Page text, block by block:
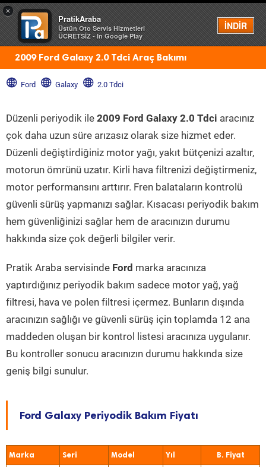
×
PratikAraba
Üstün Oto Servis Hizmetleri
ÜCRETSİZ - In Google Play
İNDİR
Menü
2009 Ford Galaxy 2.0 Tdci Araç Bakımı
Ford Galaxy 2.0 Tdci
Düzenli periyodik ile 2009 Ford Galaxy 2.0 Tdci aracınız
çok daha uzun süre arızasız olarak size hizmet eder.
Düzenli değiştirdiğiniz motor yağı, yakıt bütçenizi azaltır,
motorun ömrünü uzatır. Kirli hava filtrenizi değiştirmeniz,
motor performansını arttırır. Fren balataların kontrolü
güvenli sürüş yapmanızı sağlar. Kısacası periyodik bakım
hem güvenliğinizi sağlar hem de aracınızın durumu
hakkında size çok değerli bilgiler verir.
Pratik Araba servisinde Ford marka aracınıza
yaptırdığınız periyodik bakım sadece motor yağ, yağ
filtresi, hava ve polen filtresi içermez. Bunların dışında
aracınızın sağlığı ve güvenli sürüş için toplamda 12 ana
maddeden oluşan bir kontrol listesi aracınıza uygulanır.
Bu kontroller sonucu aracınızın durumu hakkında size
geniş bilgi sunulur.
Ford Galaxy Periyodik Bakım Fiyatı
Marka Seri Model Yıl